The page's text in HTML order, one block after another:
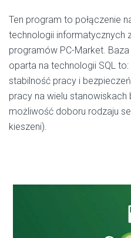
Ten program to połączenie
technologii informatycznych
programów PC-Market.
oparta na technologii SQL to:
stabilność pracy i
pracy na wielu stanowiskach
możliwość doboru rodzaju
kieszeni).